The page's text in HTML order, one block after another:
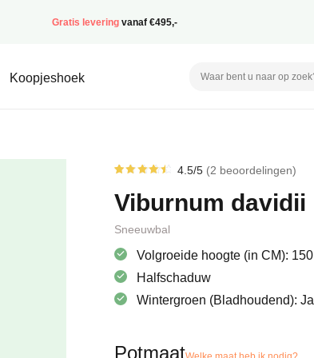
Gratis levering vanaf €495,-
Koopjeshoek
4.50op
5
gebaseerd
klantbeoordelingen
4.5/5 2 beoordelingen
Viburnum davidii
Sneeuwbal
Volgroeide hoogte (in CM): 150
Halfschaduw
Wintergroen (Bladhoudend): Ja
Potmaat